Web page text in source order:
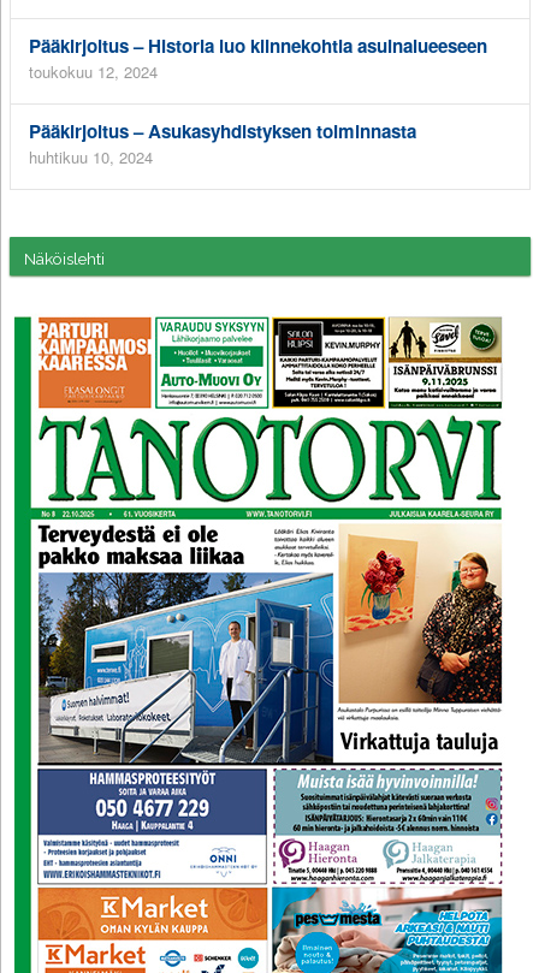
Pääkirjoitus – Historia luo kiinnekohtia asuinalueeseen
toukokuu 12, 2024
Pääkirjoitus – Asukasyhdistyksen toiminnasta
huhtikuu 10, 2024
Näköislehti